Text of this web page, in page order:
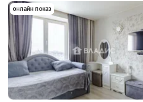
онлайн показ